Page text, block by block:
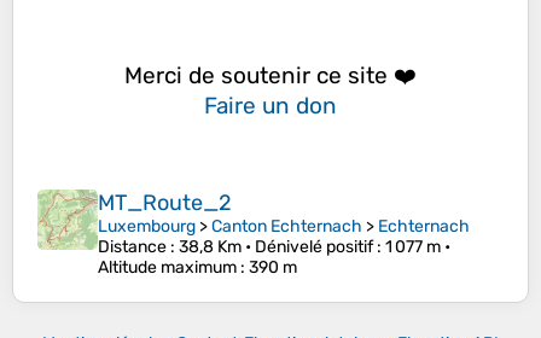
Merci de soutenir ce site ❤️
Faire un don
MT_Route_2
Luxembourg >Canton Echternach > Echternach
Distance : 38,8 Km • Dénivelé positif: 1 077 m •
Altitude maximum : 390 m